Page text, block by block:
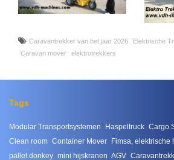
Caravantrekker van het jaar 2026 Elektrische
Caravan mover
elektrotrekkers
Tags
Modular Transportsystemen Haspeltruck Cargo
Clean room Container Mover Fimsa, elektrische
pallet donkey mini hijskranen AGV